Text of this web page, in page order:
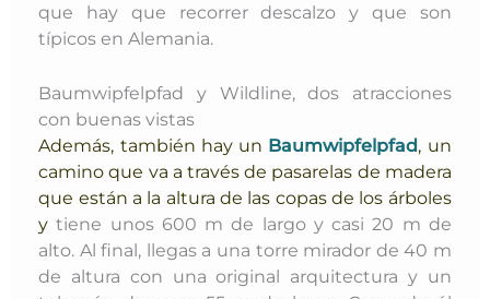
que hay que recorrer descalzo y que son
típicos en Alemania.
Baumwipfelpfad y Wildline, dos atracciones
con buenas vistas
Además, también hay un Baumwipfelpfad, un
camino que va a través de pasarelas de madera
que están a la altura de las copas de los árboles
y tiene unos 600 m de largo y casi 20 m de
alto. Al final, llegas a una torre mirador de 40 m
de altura con una original arquitectura y un